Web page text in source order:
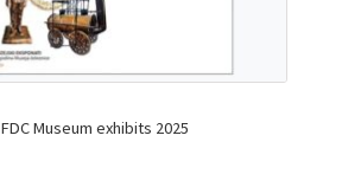
FDC Museum exhibits 2025